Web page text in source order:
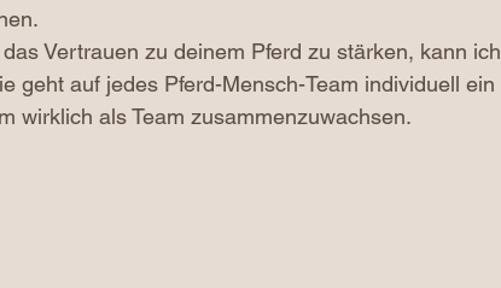
Vertrauen zu deinem Pferd zu stärken, kann ich
geht auf jedes Pferd-Mensch-Team individuell ein
wirklich als Team zusammenzuwachsen.